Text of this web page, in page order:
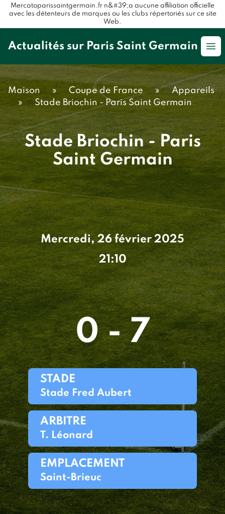
Mercatoparissaintgermain.fr n&#39;a aucune affiliation officielle
avec les détenteurs de marques ou les clubs répertoriés sur ce site
Web.
Actualités sur Paris Saint Germain
Maison » Coupe de France »
Appareils
»
Stade Briochin - Paris Saint Germain
Stade Briochin - Paris
Saint Germain
Mercredi, 26 février 2025
21:10
0 - 7
STADE
Stade Fred Aubert
ARBITRE
T. Léonard
EMPLACEMENT
Saint-Brieuc